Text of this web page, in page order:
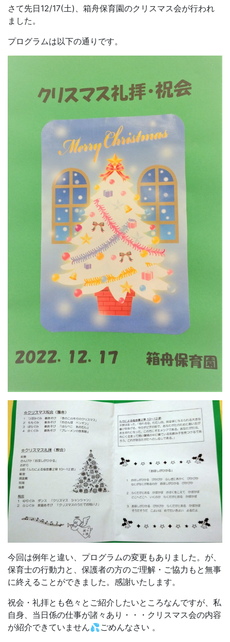
さて先日12/17(土)、箱舟保育園のクリスマス会が行われ
ました。
プログラムは以下の通りです。
今回は例年と違い、プログラムの変更もありました。が、
保育士の行動力と、保護者の方のご理解・ご協力もと無事
に終えることができました。感謝いたします。
祝会・礼拝とも色々とご紹介したいところなんですが、私
自身、当日係の仕事が諸々あり・・・クリスマス会の内容
が紹介できていません💦ごめんなさい 。